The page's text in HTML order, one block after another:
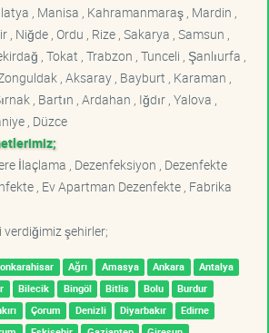
, Manisa , Kahramanmaraş , Mardin ,
, Niğde , Ordu , Rize , Sakarya , Samsun ,
, Tokat , Trabzon , Tunceli , Şanlıurfa ,
, Aksaray , Bayburt , Karaman ,
, Bartın , Ardahan , Iğdır , Yalova ,
, Düzce
İlaçlama , Dezenfeksiyon , Dezenfekte
, Ev Apartman Dezenfekte , Fabrika
verdiğimiz şehirler;
Ağrı Amasya Ankara
Antalya
Bilecik Bingöl Bitlis Bolu
Burdur
Çorum Denizli Diyarbakır
Edirne